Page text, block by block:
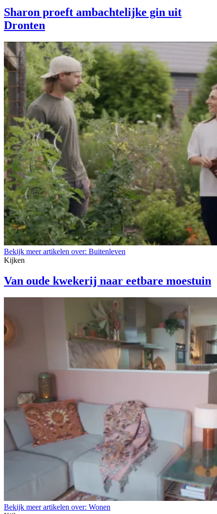
Sharon proeft ambachtelijke gin uit
Dronten
Bekijk meer artikelen over: Buitenleven
Kijken
Van oude kwekerij naar eetbare moestuin
Bekijk meer artikelen over: Wonen